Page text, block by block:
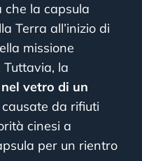
che la capsula
Terra all’inizio di
missione
Tuttavia, la
vetro di un
da rifiuti
cinesi a
per un rientro